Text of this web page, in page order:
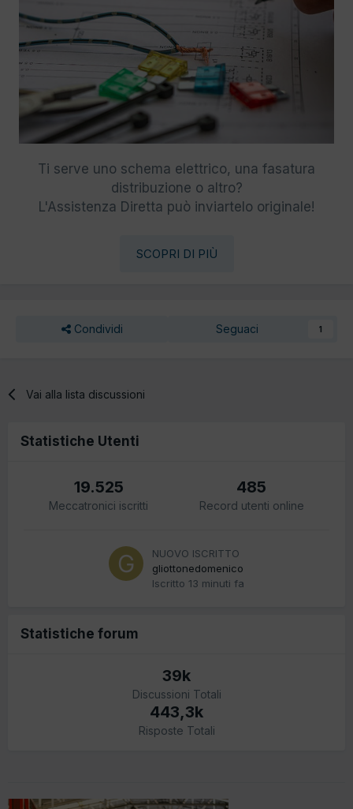
Ti serve uno schema elettrico, una fasatura
distribuzione o altro?
L'Assistenza Diretta può inviartelo originale!
SCOPRI DI PIÙ
Condividi Seguaci 1
Vai alla lista discussioni
Statistiche Utenti
19.525
Meccatronici iscritti
485
Record utenti online
NUOVO ISCRITTO
gliottonedomenico
Iscritto 13 minuti fa
Statistiche forum
39k
Discussioni Totali
443,3k
Risposte Totali